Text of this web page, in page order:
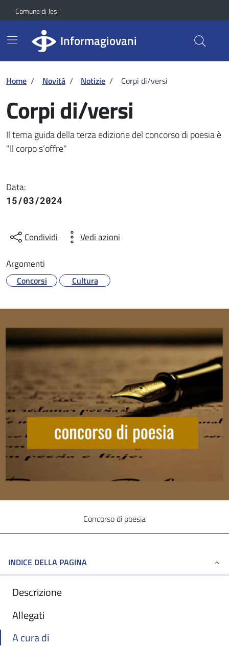
Skip to Main Content
Vai ai contenuti
Vai al footer
Comune di Jesi
Informagiovani
Home / Novità / Notizie / Corpi di/versi
Corpi di/versi
Dettaglio della notizia
Il tema guida della terza edizione del concorso di poesia è
"Il corpo s’offre"
Data:
15/03/2024
Condividi Vedi azioni
Argomenti
Concorsi Cultura
Concorso di poesia
INDICE DELLA PAGINA
Descrizione
Allegati
A cura di